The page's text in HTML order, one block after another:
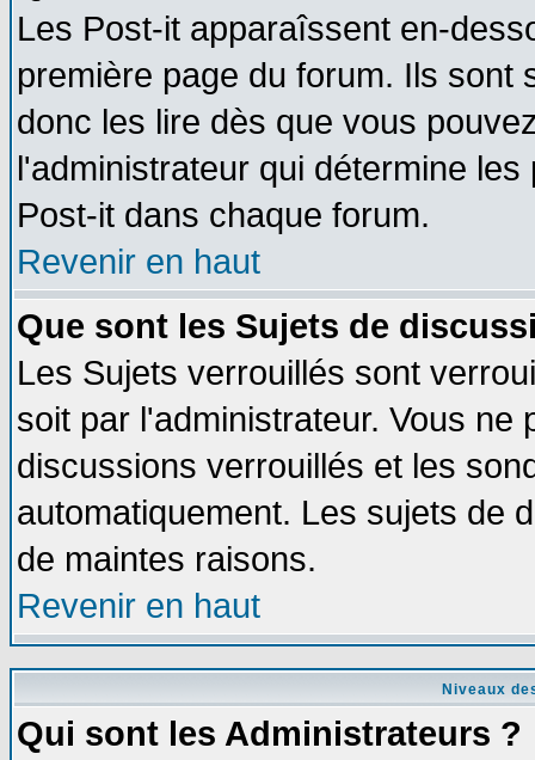
Les Post-it apparaîssent en-
première page du forum. Ils
donc les lire dès que vous
l'administrateur qui détermine
Post-it dans chaque forum.
Revenir en haut
Que sont les Sujets de
Les Sujets verrouillés sont
soit par l'administrateur. Vous
discussions verrouillés et les
automatiquement. Les sujets de
de maintes raisons.
Revenir en haut
Niveaux
Qui sont les Administrateurs ?